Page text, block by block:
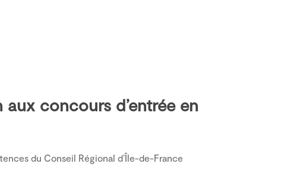
concours d’entrée en
du Conseil Régional d’Île-de-France